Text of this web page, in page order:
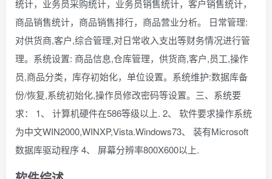
统计，业务员采购统计，业务员销售统计，客户销售统计，
商品销售统计，商品销售排行，商品营业分析。 日常管理:
对供货商,客户,综合管理,对日常收入支出等财务情况进行管
理。系统设置: 商品信息,仓库管理，供货商,客户,员工,操作
员,商品分类，库存初始化，单位设置。系统维护:数据库备
份/恢复,系统初始化,操作员修改密码等设置。三、系统要
求： 1、 计算机硬件在586等级以上. 2、 软件要求操作系统
为中文WIN2000,WINXP,Vista.Windows73、 装有Microsoft
数据库驱动程序 4、 屏幕分辨率800X600以上.